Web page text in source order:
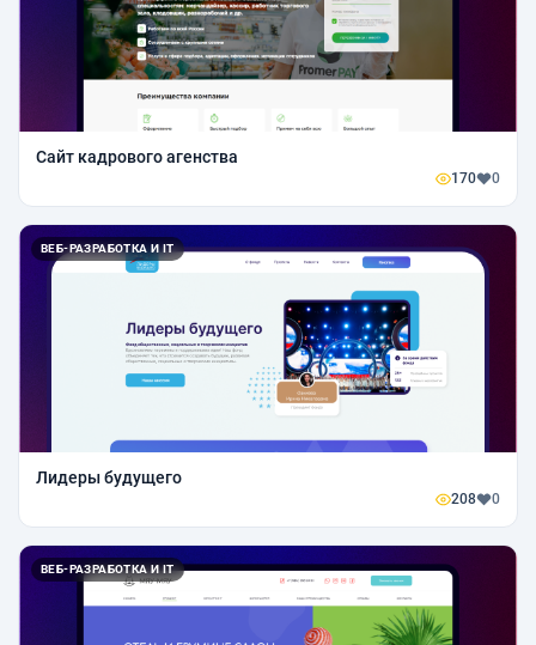
Сайт кадрового агенства
170 0
ВЕБ-РАЗРАБОТКА И IT
Лидеры будущего
208 0
ВЕБ-РАЗРАБОТКА И IT